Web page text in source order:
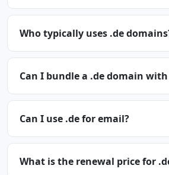
Who typically uses .de
Can I bundle a .de domain with
Can I use .de for email?
What is the renewal price for